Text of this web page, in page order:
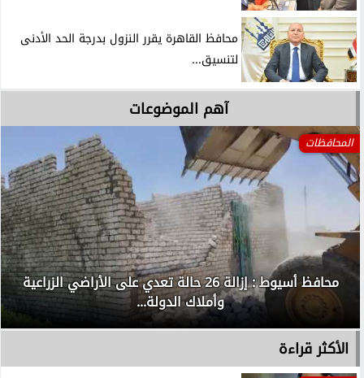
محافظ القاهرة يقرر النزول بدرجة الحد الأدنى
لتنسيق...
آهم الموضوعات
المحافظات
محافظ أسيوط : إزالة 26 حالة تعدي على الأراضي الزراعية
وأملاك الدولة...
الأكثر قراءة